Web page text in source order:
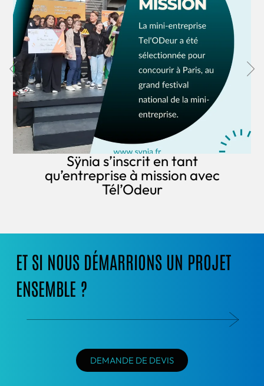
Sÿnia s’inscrit en tant
qu’entreprise à mission avec
Tél’Odeur
ET SI NOUS DÉMARRIONS UN PROJET
ENSEMBLE ?
DEMANDE DE DEVIS